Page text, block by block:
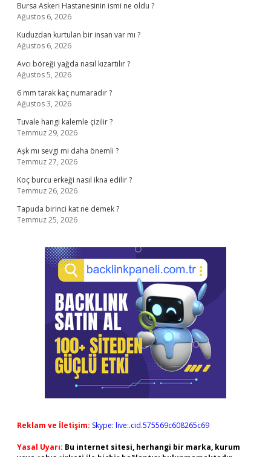
Bursa Askeri Hastanesinin ismi ne oldu ?
Ağustos 6, 2026
Kuduzdan kurtulan bir insan var mı ?
Ağustos 6, 2026
Avcı böreği yağda nasıl kızartılır ?
Ağustos 5, 2026
6 mm tarak kaç numaradır ?
Ağustos 3, 2026
Tuvale hangi kalemle çizilir ?
Temmuz 29, 2026
Aşk mı sevgi mi daha önemli ?
Temmuz 27, 2026
Koç burcu erkeği nasıl ikna edilir ?
Temmuz 26, 2026
Tapuda birinci kat ne demek ?
Temmuz 25, 2026
Reklam ve İletişim: Skype: live:.cid.575569c608265c69
Yasal Uyarı: Bu internet sitesi, herhangi bir marka, kurum